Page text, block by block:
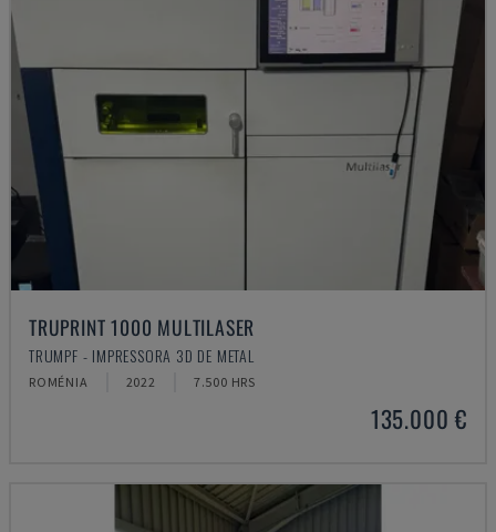
TRUPRINT 1000 MULTILASER
TRUMPF - IMPRESSORA 3D DE METAL
ROMÉNIA 2022 7.500 HRS
135.000 €